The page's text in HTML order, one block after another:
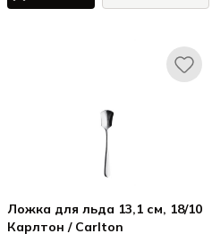
Ложка для льда 13,1 см, 18/10
Карлтон / Carlton